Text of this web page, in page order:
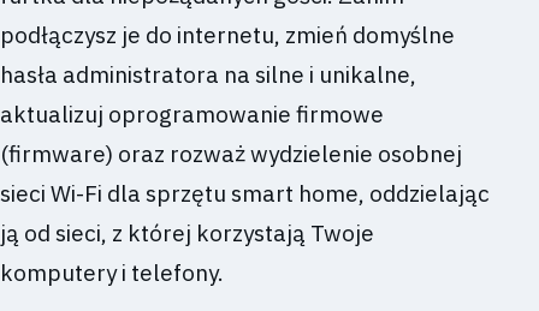
podłączysz je do internetu, zmień domyślne
hasła administratora na silne i unikalne,
aktualizuj oprogramowanie firmowe
(firmware) oraz rozważ wydzielenie osobnej
sieci Wi-Fi dla sprzętu smart home, oddzielając
ją od sieci, z której korzystają Twoje
komputery i telefony.